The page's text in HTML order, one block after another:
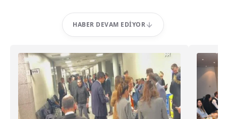
HABER DEVAM EDIYOR